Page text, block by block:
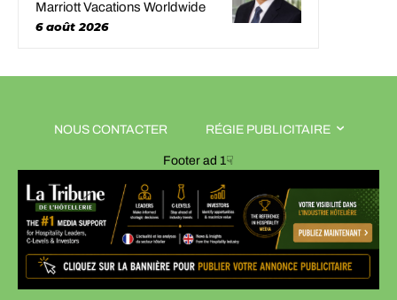
Marriott Vacations Worldwide
6 août 2026
NOUS CONTACTER RÉGIE PUBLICITAIRE
Footer ad 1☟